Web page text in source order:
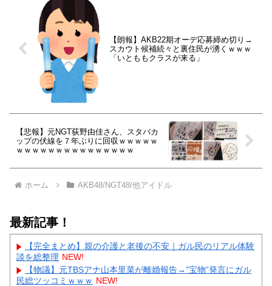
【朗報】AKB22期オーデ応募締め切り→
スカウト候補続々と裏住民が湧くｗｗｗ
「いとももクラスが来る」
【悲報】元NGT荻野由佳さん、スタバカ
ップの伏線を７年ぶりに回収ｗｗｗｗｗ
ｗｗｗｗｗｗｗｗｗｗｗｗｗｗｗ
ホーム AKB48/NGT48/他アイドル
最新記事！
【完全まとめ】親の介護と老後の不安｜ガル民のリアル体験
談を総整理 NEW!
【物議】元TBSアナ山本里菜が離婚報告→”宝物”発言にガル
民総ツッコミｗｗｗ NEW!